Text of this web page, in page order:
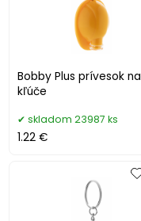
Bobby Plus prívesok na
kľúče
skladom 23987 ks
1.22 €